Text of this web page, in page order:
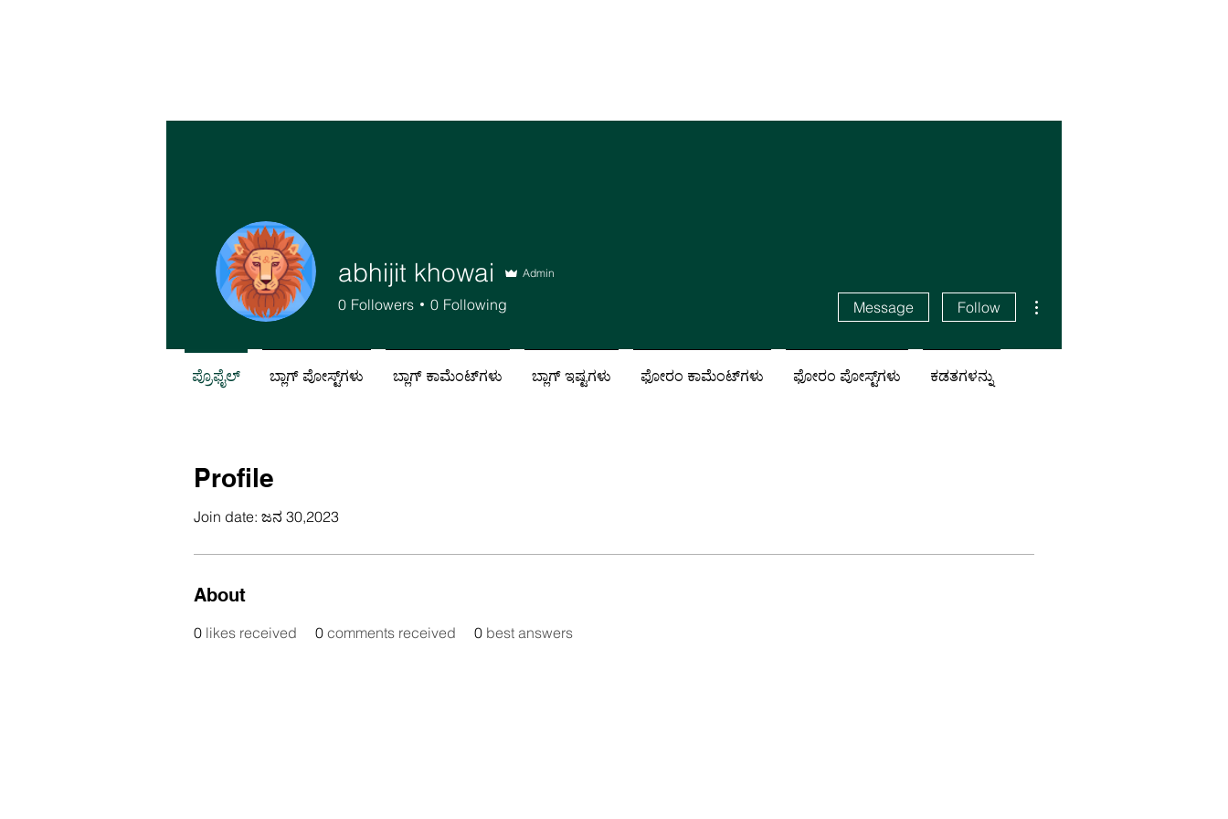
Profile
Join date: ಜನ 30,2023
About
0 likes received 0 comments received 0 best answers
abhijit khowai Admin
0 Followers 0 Following Message Follow
ಪ್ರೊಫೈಲ್ ಬ್ಲಾಗ್ ಪೋಸ್ಟ್‌ಗಳು ಬ್ಲಾಗ್ ಕಾಮೆಂಟ್‌ಗಳು ಬ್ಲಾಗ್ ಇಷ್ಟಗಳು ಫೋರಂ ಕಾಮೆಂಟ್‌ಗಳು ಫೋರಂ ಪೋಸ್ಟ್‌ಗಳು ಕಡತಗಳನ್ನು